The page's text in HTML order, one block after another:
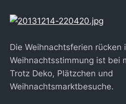
Die Weihnachtsferien rücken
Weihnachtsstimmung ist bei
Trotz Deko, Plätzchen und
Weihnachtsmarktbesuche.